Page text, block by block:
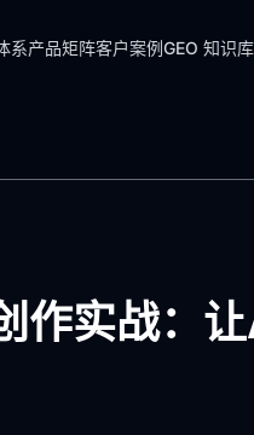
系产品矩阵客户案例GEO 知识库
作实战：